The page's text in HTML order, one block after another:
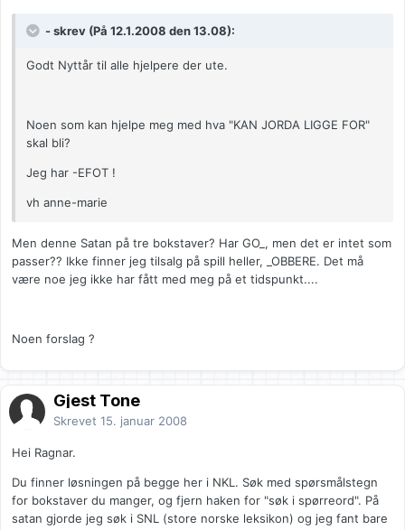
- skrev (På 12.1.2008 den 13.08):
Godt Nyttår til alle hjelpere der ute.
Noen som kan hjelpe meg med hva "KAN JORDA LIGGE FOR"
skal bli?
Jeg har -EFOT !
vh anne-marie
Men denne Satan på tre bokstaver? Har GO_, men det er intet som
passer?? Ikke finner jeg tilsalg på spill heller, _OBBERE. Det må
være noe jeg ikke har fått med meg på et tidspunkt....
Noen forslag ?
Gjest Tone
Skrevet 15. januar 2008
Hei Ragnar.
Du finner løsningen på begge her i NKL. Søk med spørsmålstegn
for bokstaver du manger, og fjern haken for "søk i spørreord". På
satan gjorde jeg søk i SNL (store norske leksikon) og jeg fant bare